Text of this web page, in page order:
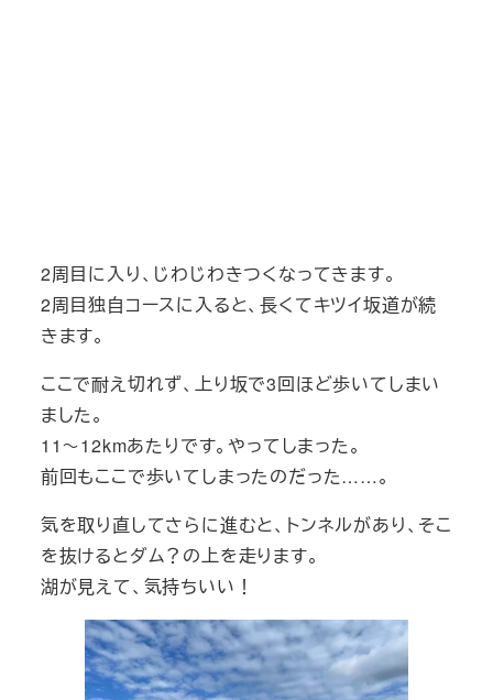
2周目に入り、じわじわきつくなってきます。
2周目独自コースに入ると、長くてキツイ坂道が続
きます。
ここで耐え切れず、上り坂で3回ほど歩いてしまい
ました。
11～12kmあたりです。やってしまった。
前回もここで歩いてしまったのだった……。
気を取り直してさらに進むと、トンネルがあり、そこ
を抜けるとダム？の上を走ります。
湖が見えて、気持ちいい！